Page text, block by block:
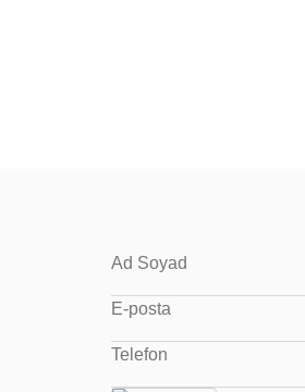
ölü alanları
katar. Görseldeki gibi
modeller, her türlü
uyum yakalar.